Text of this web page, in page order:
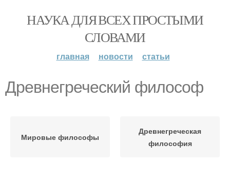
НАУКА ДЛЯ ВСЕХ ПРОСТЫМИ
СЛОВАМИ
главная новости статьи
Древнегреческий философ
Мировые философы
Древнегреческая
философия